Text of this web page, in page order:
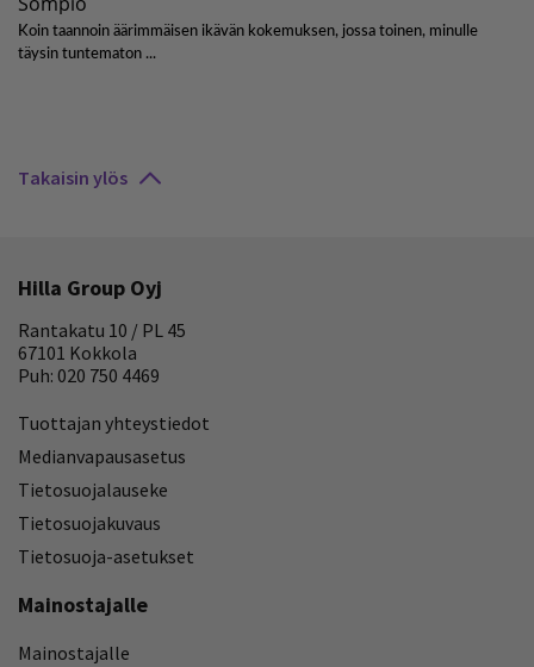
Takaisin ylös
Hilla Group Oyj
Rantakatu 10 / PL 45
67101 Kokkola
Puh: 020 750 4469
Tuottajan yhteystiedot
Medianvapausasetus
Tietosuojalauseke
Tietosuojakuvaus
Tietosuoja-asetukset
Mainostajalle
Mainostajalle